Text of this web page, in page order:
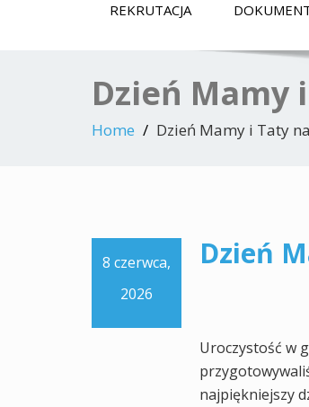
REKRUTACJA
Dzień Mamy
Home Dzień Mamy i Taty
8 czerwca,
2026
Dzień
Uroczystość w
najpiękniejszy